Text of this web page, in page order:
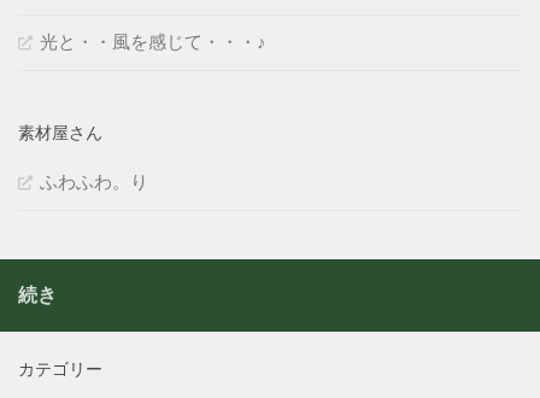
光と・・風を感じて・・・♪
素材屋さん
ふわふわ。り
続き
カテゴリー